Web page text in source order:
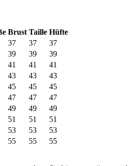
Brust Taille Hüfte
37 37
37
39 39
39
41 41
41
43 43
43
45 45
45
47 47
47
49 49
49
51 51
51
53 53
53
55 55 55